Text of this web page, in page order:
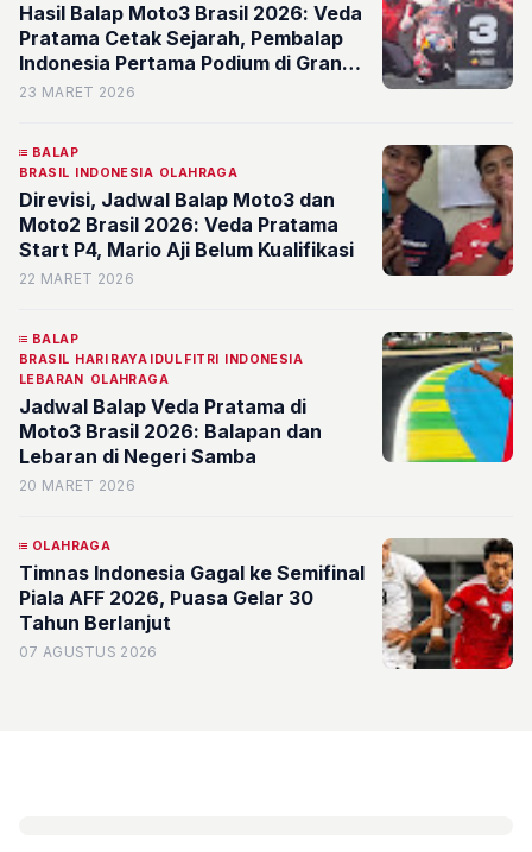
Hasil Balap Moto3 Brasil 2026: Veda
Pratama Cetak Sejarah, Pembalap
Indonesia Pertama Podium di Grand
Prix
23 MARET 2026
BALAP
BRASIL INDONESIA OLAHRAGA
Direvisi, Jadwal Balap Moto3 dan
Moto2 Brasil 2026: Veda Pratama
Start P4, Mario Aji Belum Kualifikasi
22 MARET 2026
BALAP
BRASIL HARI RAYA IDUL FITRI INDONESIA
LEBARAN OLAHRAGA
Jadwal Balap Veda Pratama di
Moto3 Brasil 2026: Balapan dan
Lebaran di Negeri Samba
20 MARET 2026
OLAHRAGA
Timnas Indonesia Gagal ke Semifinal
Piala AFF 2026, Puasa Gelar 30
Tahun Berlanjut
07 AGUSTUS 2026